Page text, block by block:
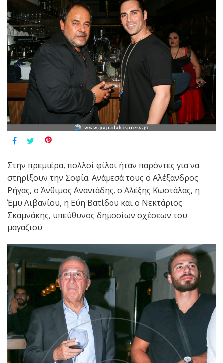
Στην πρεμιέρα, πολλοί φίλοι ήταν παρόντες για να
στηρίξουν την Σοφία. Ανάμεσά τους ο Αλέξανδρος
Ρήγας, ο Άνθιμος Ανανιάδης, ο Αλέξης Κωστάλας, η
Έμυ Λιβανίου, η Εύη Βατίδου και ο Νεκτάριος
Σκαμνάκης, υπεύθυνος δημοσίων σχέσεων του
μαγαζιού